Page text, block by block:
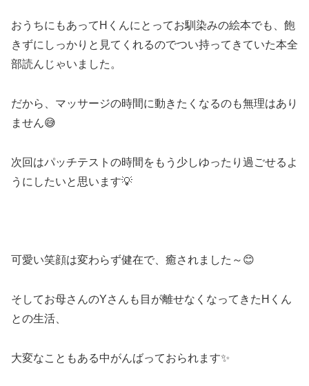
おうちにもあってHくんにとってお馴染みの絵本でも、飽
きずにしっかりと見てくれるのでつい持ってきていた本全
部読んじゃいました。
だから、マッサージの時間に動きたくなるのも無理はあり
ません😅
次回はパッチテストの時間をもう少しゆったり過ごせるよ
うにしたいと思います💡
可愛い笑顔は変わらず健在で、癒されました～😊
そしてお母さんのYさんも目が離せなくなってきたHくん
との生活、
大変なこともある中がんばっておられます✨